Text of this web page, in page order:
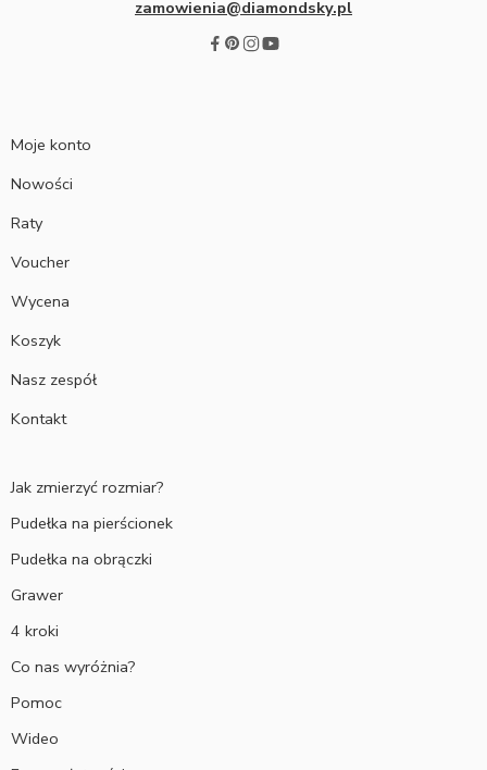
zamowienia@diamondsky.pl
Moje konto
Nowości
Raty
Voucher
Wycena
Koszyk
Nasz zespół
Kontakt
Jak zmierzyć rozmiar?
Pudełka na pierścionek
Pudełka na obrączki
Grawer
4 kroki
Co nas wyróżnia?
Pomoc
Wideo